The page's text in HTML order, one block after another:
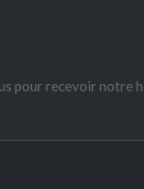
pour recevoir notre